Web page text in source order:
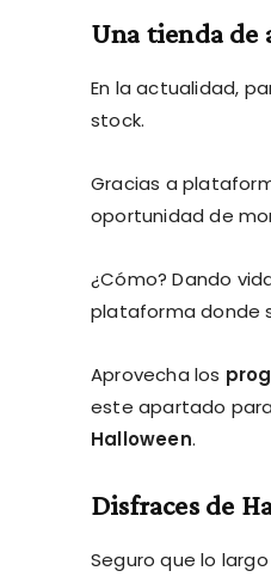
Una tienda de
En la actualidad,
stock.
Gracias a
oportunidad de
¿Cómo? Dando
plataforma donde
Aprovecha los
este apartado
Halloween.
Disfraces de
Seguro que lo